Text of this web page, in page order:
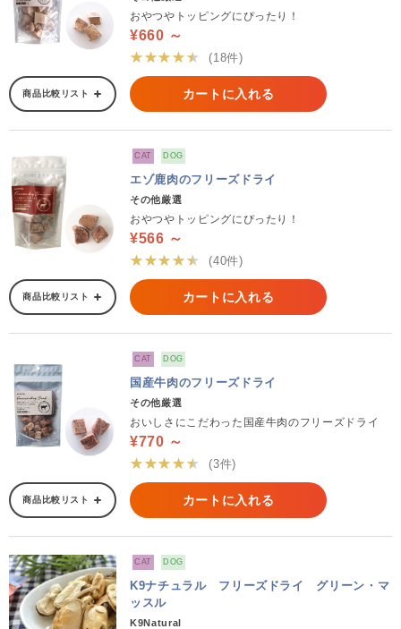
おやつやトッピングにぴったり！
¥660 ～
★★★★★
(18件)
商品比較リスト カートに入れる
CAT DOG
エゾ鹿肉のフリーズドライ
その他厳選
おやつやトッピングにぴったり！
¥566 ～
★★★★★
(40件)
商品比較リスト カートに入れる
CAT DOG
国産牛肉のフリーズドライ
その他厳選
おいしさにこだわった国産牛肉のフリーズドライ
¥770 ～
★★★★★
(3件)
商品比較リスト カートに入れる
CAT DOG
K9ナチュラル フリーズドライ グリーン・マ
ッスル
K9Natural